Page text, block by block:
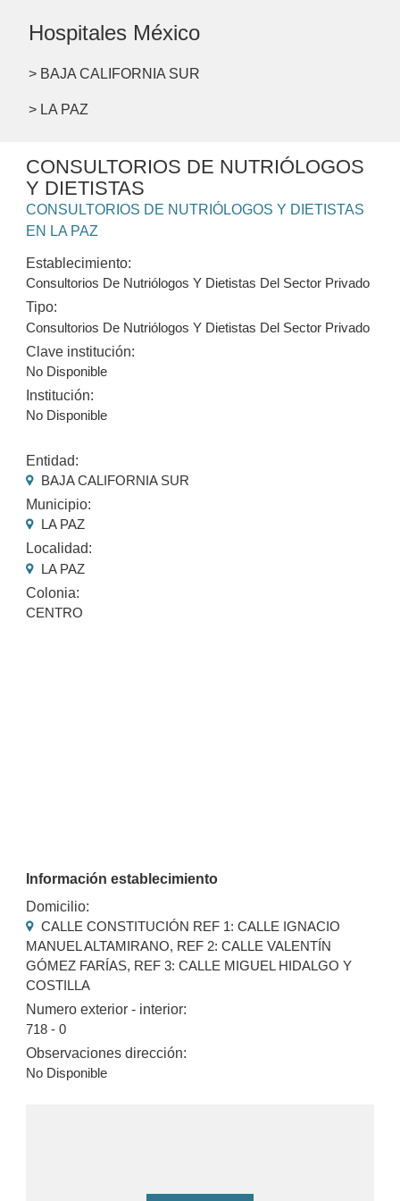
Hospitales México
> BAJA CALIFORNIA SUR
> LA PAZ
CONSULTORIOS DE NUTRIÓLOGOS
Y DIETISTAS
CONSULTORIOS DE NUTRIÓLOGOS Y DIETISTAS
EN LA PAZ
Establecimiento:
Consultorios De Nutriólogos Y Dietistas Del Sector Privado
Tipo:
Consultorios De Nutriólogos Y Dietistas Del Sector Privado
Clave institución:
No Disponible
Institución:
No Disponible
Entidad:
BAJA CALIFORNIA SUR
Municipio:
LA PAZ
Localidad:
LA PAZ
Colonia:
CENTRO
Información establecimiento
Domicilio:
CALLE CONSTITUCIÓN REF 1: CALLE IGNACIO
MANUEL ALTAMIRANO, REF 2: CALLE VALENTÍN
GÓMEZ FARÍAS, REF 3: CALLE MIGUEL HIDALGO Y
COSTILLA
Numero exterior - interior:
718 - 0
Observaciones dirección:
No Disponible